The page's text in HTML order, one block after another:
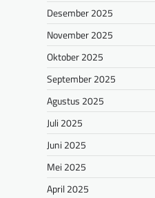
Desember 2025
November 2025
Oktober 2025
September 2025
Agustus 2025
Juli 2025
Juni 2025
Mei 2025
April 2025